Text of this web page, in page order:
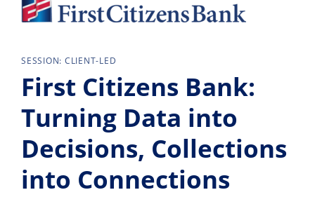
SESSION: CLIENT-LED
First Citizens Bank:
Turning Data into
Decisions, Collections
into Connections